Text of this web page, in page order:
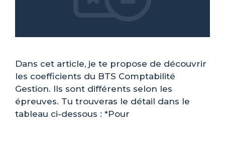
Dans cet article, je te propose de découvrir
les coefficients du BTS Comptabilité
Gestion. Ils sont différents selon les
épreuves. Tu trouveras le détail dans le
tableau ci-dessous : *Pour